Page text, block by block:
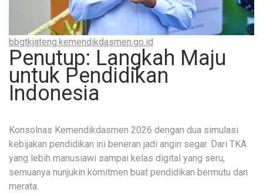
bbgtkjateng.kemendikdasmen.go.id
Penutup: Langkah Maju
untuk Pendidikan
Indonesia
Konsolnas Kemendikdasmen 2026 dengan dua simulasi
kebijakan pendidikan ini beneran jadi angin segar. Dari TKA
yang lebih manusiawi sampai kelas digital yang seru,
semuanya nunjukin komitmen buat pendidikan bermutu dan
merata.